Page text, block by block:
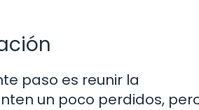
paso es reunir la
un poco perdidos,